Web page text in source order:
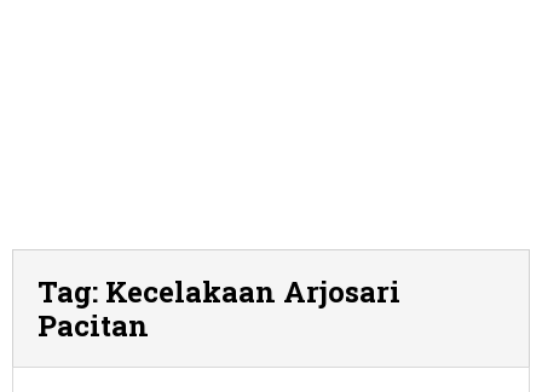
Tag: Kecelakaan Arjosari
Pacitan